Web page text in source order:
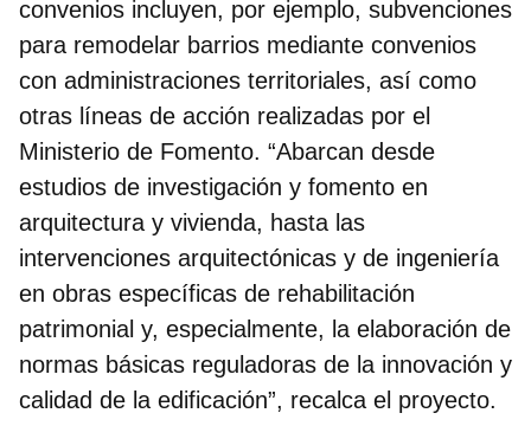
convenios incluyen, por ejemplo, subvenciones
para remodelar barrios mediante convenios
con administraciones territoriales, así como
otras líneas de acción realizadas por el
Ministerio de Fomento. “Abarcan desde
estudios de investigación y fomento en
arquitectura y vivienda, hasta las
intervenciones arquitectónicas y de ingeniería
en obras específicas de rehabilitación
patrimonial y, especialmente, la elaboración de
normas básicas reguladoras de la innovación y
calidad de la edificación”, recalca el proyecto.